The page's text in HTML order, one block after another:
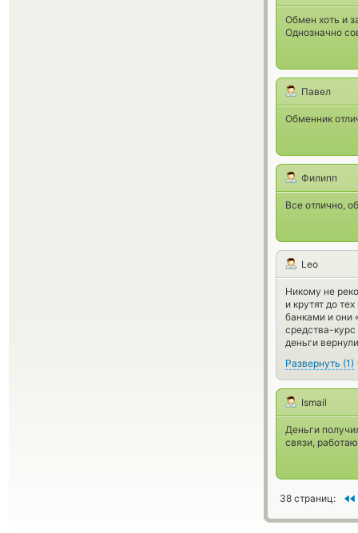
Обмен хоть и
Однозначно
Павел
Обменник
Филипп
Все отлично,
Leo
Никому не
и крутят до
банками и они
средства-
деньги
Развернуть (1)
Ismail
Деньги
связи,
38 страниц: